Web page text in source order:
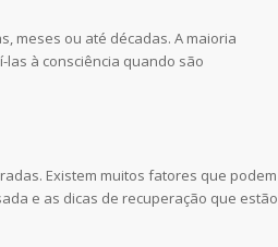
meses ou até décadas. A maioria
à consciência quando são
Existem muitos fatores que podem
e as dicas de recuperação que estão